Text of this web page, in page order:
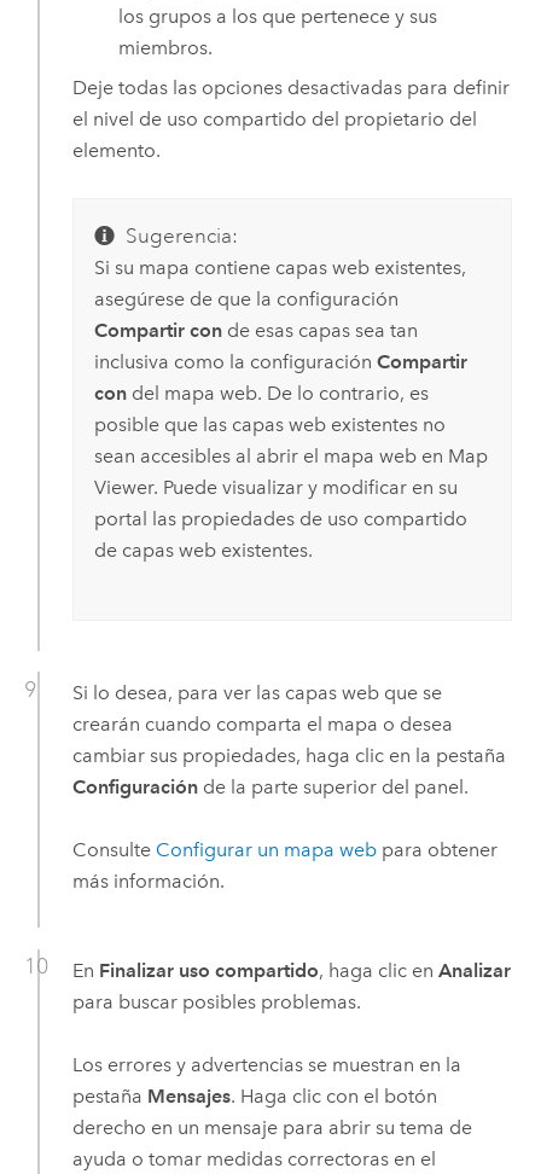
los grupos a los que pertenece y sus
miembros.
Deje todas las opciones desactivadas para definir
el nivel de uso compartido del propietario del
elemento.
Sugerencia:
Si su mapa contiene capas web existentes,
asegúrese de que la configuración
Compartir conde esas capas sea tan
inclusiva como la configuración Compartir
condel mapa web. De lo contrario, es
posible que las capas web existentes no
sean accesibles al abrir el mapa web en Map
Viewer. Puede visualizar y modificar en su
portal las propiedades de uso compartido
de capas web existentes.
Si lo desea, para ver las capas web que se
crearán cuando comparta el mapa o desea
cambiar sus propiedades, haga clic en la pestaña
Configuraciónde la parte superior del panel.
Consulte Configurar un mapa webpara obtener
más información.
En Finalizar uso compartido, haga clic en Analizar
para buscar posibles problemas.
Los errores y advertencias se muestran en la
pestaña Mensajes. Haga clic con el botón
derecho en un mensaje para abrir su tema de
ayuda o tomar medidas correctoras en el